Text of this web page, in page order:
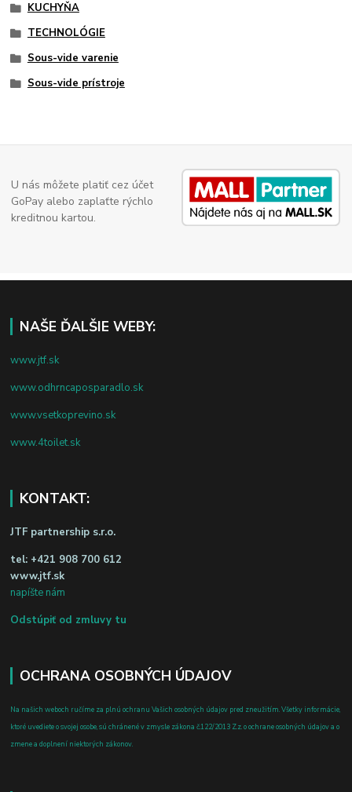
KUCHYŇA
TECHNOLÓGIE
Sous-vide varenie
Sous-vide prístroje
U nás môžete platiť cez účet
GoPay alebo zaplaťte rýchlo
kreditnou kartou.
NAŠE ĎALŠIE WEBY:
www.jtf.sk
www.odhrncaposparadlo.sk
www.vsetkoprevino.sk
www.4toilet.sk
KONTAKT:
JTF partnership s.r.o.
tel: +421 908 700 612
www.jtf.sk
napíšte nám
Odstúpiť od zmluvy tu
OCHRANA OSOBNÝCH ÚDAJOV
Na našich weboch ručíme za plnú ochranu Vašich osobných údajov pred zneužitím. Všetky informácie,
ktoré uvediete o svojej osobe, sú chránené v zmysle zákona č.122/2013 Z.z. o ochrane osobných údajov a o
zmene a doplnení niektorých zákonov.